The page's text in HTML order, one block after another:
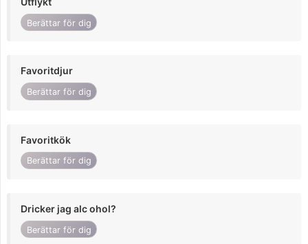
Berättar för dig
Favoritdjur
Berättar för dig
Favoritkök
Berättar för dig
Dricker jag alc ohol?
Berättar för dig